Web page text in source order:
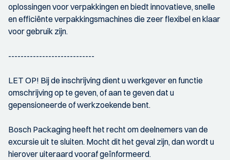
oplossingen voor verpakkingen en biedt innovatieve, snelle
en efficiënte verpakkingsmachines die zeer flexibel en klaar
voor gebruik zijn.
----------------------------
LET OP! Bij de inschrijving dient u werkgever en functie
omschrijving op te geven, of aan te geven dat u
gepensioneerde of werkzoekende bent.
Bosch Packaging heeft het recht om deelnemers van de
excursie uit te sluiten. Mocht dit het geval zijn, dan wordt u
hierover uiteraard vooraf geïnformeerd.